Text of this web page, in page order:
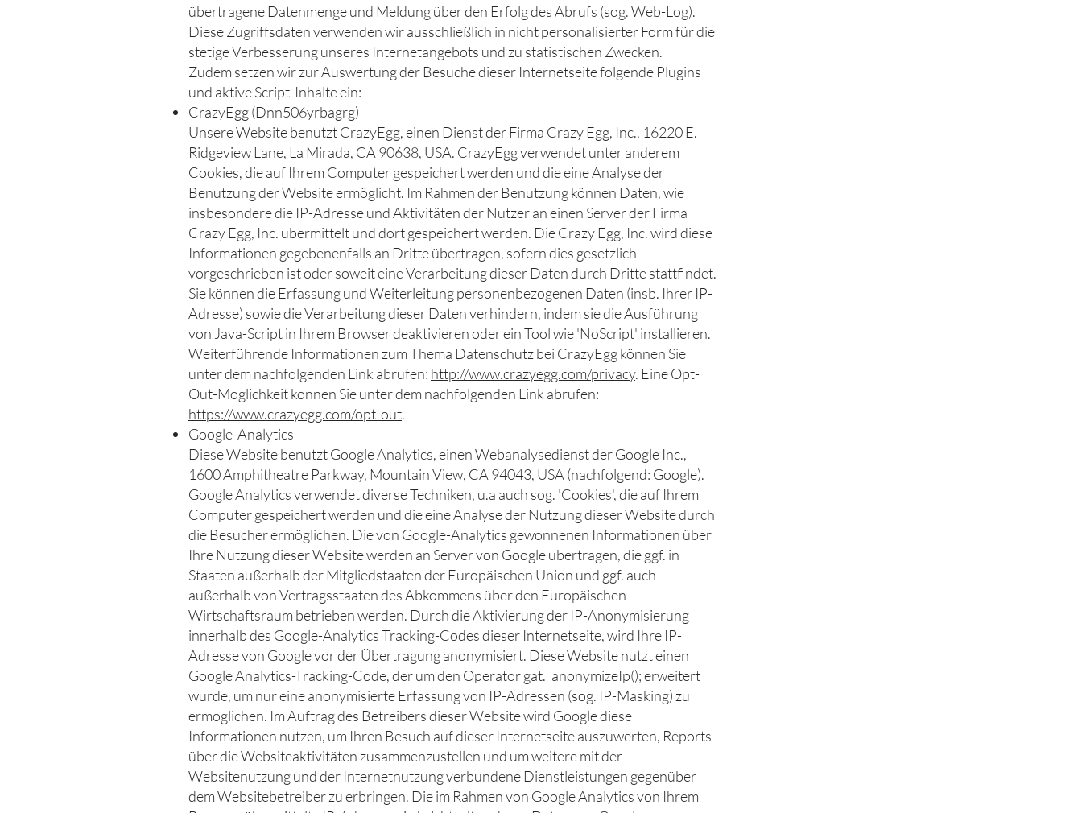
übertragene Datenmenge und Meldung über den Erfolg des Abrufs (sog. Web-Log).
Diese Zugriffsdaten verwenden wir ausschließlich in nicht personalisierter Form für die
stetige Verbesserung unseres Internetangebots und zu statistischen Zwecken.
Zudem setzen wir zur Auswertung der Besuche dieser Internetseite folgende Plugins
und aktive Script-Inhalte ein:
CrazyEgg (Dnn506yrbagrg)
Unsere Website benutzt CrazyEgg, einen Dienst der Firma Crazy Egg, Inc., 16220 E.
Ridgeview Lane, La Mirada, CA 90638, USA. CrazyEgg verwendet unter anderem
Cookies, die auf Ihrem Computer gespeichert werden und die eine Analyse der
Benutzung der Website ermöglicht. Im Rahmen der Benutzung können Daten, wie
insbesondere die IP-Adresse und Aktivitäten der Nutzer an einen Server der Firma
Crazy Egg, Inc. übermittelt und dort gespeichert werden. Die Crazy Egg, Inc. wird diese
Informationen gegebenenfalls an Dritte übertragen, sofern dies gesetzlich
vorgeschrieben ist oder soweit eine Verarbeitung dieser Daten durch Dritte stattfindet.
Sie können die Erfassung und Weiterleitung personenbezogenen Daten (insb. Ihrer IP-
Adresse) sowie die Verarbeitung dieser Daten verhindern, indem sie die Ausführung
von Java-Script in Ihrem Browser deaktivieren oder ein Tool wie 'NoScript' installieren.
Weiterführende Informationen zum Thema Datenschutz bei CrazyEgg können Sie
unter dem nachfolgenden Link abrufen: http://www.crazyegg.com/privacy. Eine Opt-
Out-Möglichkeit können Sie unter dem nachfolgenden Link abrufen:
https://www.crazyegg.com/opt-out.
Google-Analytics
Diese Website benutzt Google Analytics, einen Webanalysedienst der Google Inc.,
1600 Amphitheatre Parkway, Mountain View, CA 94043, USA (nachfolgend: Google).
Google Analytics verwendet diverse Techniken, u.a auch sog. 'Cookies', die auf Ihrem
Computer gespeichert werden und die eine Analyse der Nutzung dieser Website durch
die Besucher ermöglichen. Die von Google-Analytics gewonnenen Informationen über
Ihre Nutzung dieser Website werden an Server von Google übertragen, die ggf. in
Staaten außerhalb der Mitgliedstaaten der Europäischen Union und ggf. auch
außerhalb von Vertragsstaaten des Abkommens über den Europäischen
Wirtschaftsraum betrieben werden. Durch die Aktivierung der IP-Anonymisierung
innerhalb des Google-Analytics Tracking-Codes dieser Internetseite, wird Ihre IP-
Adresse von Google vor der Übertragung anonymisiert. Diese Website nutzt einen
Google Analytics-Tracking-Code, der um den Operator gat._anonymizeIp(); erweitert
wurde, um nur eine anonymisierte Erfassung von IP-Adressen (sog. IP-Masking) zu
ermöglichen. Im Auftrag des Betreibers dieser Website wird Google diese
Informationen nutzen, um Ihren Besuch auf dieser Internetseite auszuwerten, Reports
über die Websiteaktivitäten zusammenzustellen und um weitere mit der
Websitenutzung und der Internetnutzung verbundene Dienstleistungen gegenüber
dem Websitebetreiber zu erbringen. Die im Rahmen von Google Analytics von Ihrem